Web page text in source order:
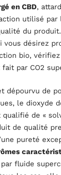
en CBD,
utilisé
du
vous désirez
bio,
fait par CO2
dépourvu de
le dioxyde
de «
de qualité
pureté
fluide